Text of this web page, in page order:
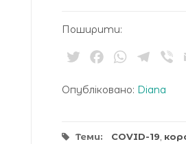
Поширити:
TwitterFacebook
Опубліковано: Diana
Теми: COVID-19,